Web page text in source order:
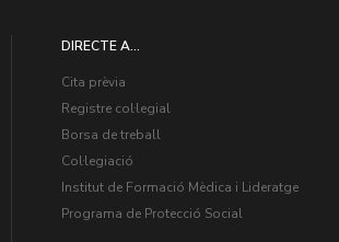
DIRECTE A...
Cita prèvia
Registre col·legial
Borsa de treball
Col·legiació
Institut de Formació Mèdica i Lideratge
Programa de Protecció Social